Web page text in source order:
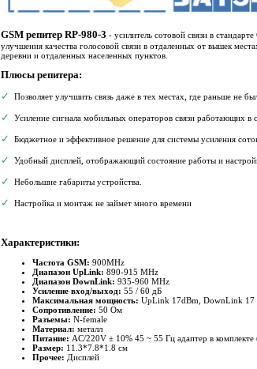
GSM репитер RP-980-3 - усилитель сотовой связи в
улучшения качества голосовой связи в отдаленных от вышек
деревни и отдаленных населенных пунктов.
Плюсы репитера:
✓
Позволяет улучшить связь даже в тех местах, где раньше не
✓ Усиление сигнала мобильных операторов связи работающих в
✓ Бюджетное и эффективное решение для системы усиления
✓ Удобный дисплей, отображающий состояние работы и
✓ Небольшие габариты устройства.
✓ Настройка и монтаж не займет много времени
Характеристики:
Частота GSM: 900MHz
Диапазон UpLink: 890-915 MHz
Диапазон DownLink: 935-960 MHz
Усиление вход/выход: 55 / 60 дБ
Максимальная мощность: UpLink 17dBm, DownLink 17
Сопротивление: 50 Ом
Разъемы: N-female
Материал: металл
Питание: AC/220V ± 10% 45 ~ 55 Гц адаптер в
Размер: 11.3*7.8*1.8 см
Прочее: Дисплей